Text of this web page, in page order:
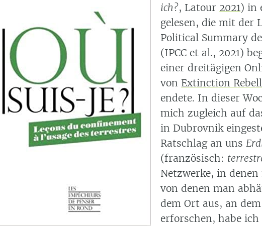
ich?, Latour 2021) in
gelesen, die mit der
Political Summary
(IPCC et al., 2021)
einer dreitägigen
von Extinction
endete. In dieser
mich zugleich auf
in Dubrovnik
Ratschlag an uns
(französisch:
Netzwerke, in
von denen man
dem Ort aus, an
erforschen, habe ich